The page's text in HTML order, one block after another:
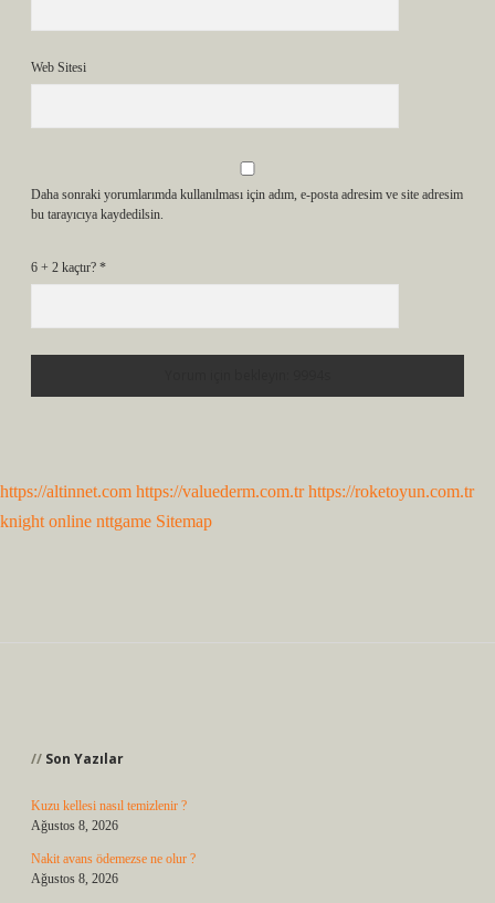
Web Sitesi
Daha sonraki yorumlarımda kullanılması için adım, e-posta adresim ve site adresim
bu tarayıcıya kaydedilsin.
6 + 2 kaçtır? *
https://altinnet.com https://valuederm.com.tr https://roketoyun.com.tr
knight online nttgame Sitemap
Son Yazılar
Kuzu kellesi nasıl temizlenir ?
Ağustos 8, 2026
Nakit avans ödemezse ne olur ?
Ağustos 8, 2026